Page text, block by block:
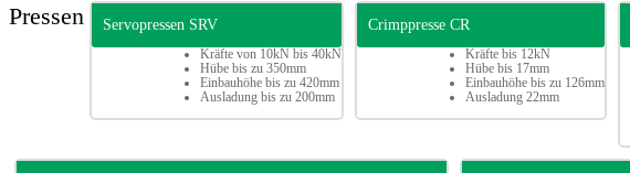
Pressen Servopressen SRV
Kräfte von 10kN bis 40kN
Hübe bis zu 350mm
Einbauhöhe bis zu 420mm
Ausladung bis zu 200mm
Crimppresse CR
Kräfte bis 12kN
Hübe bis 17mm
Einbauhöhe bis zu 126mm
Ausladung 22mm